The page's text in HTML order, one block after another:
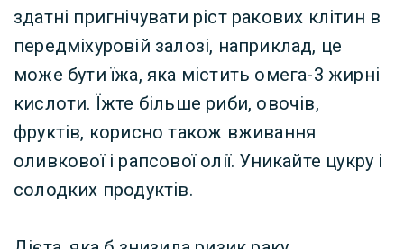
здатні пригнічувати ріст ракових клітин в
передміхуровій залозі, наприклад, це
може бути їжа, яка містить омега-3 жирні
кислоти. Їжте більше риби, овочів,
фруктів, корисно також вживання
оливкової і рапсової олії. Уникайте цукру і
солодких продуктів.